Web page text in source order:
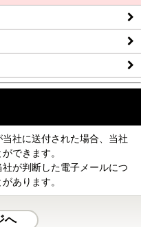
社に送付された場合、当社
できます。
が判断した電子メールにつ
あります。
へ